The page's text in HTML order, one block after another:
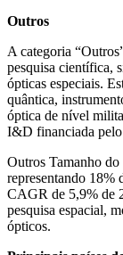
Outros
A categoria
pesquisa científica,
ópticas especiais.
quântica,
óptica de nível
I&D financiada pelo
Outros Tamanho
representando 18%
CAGR de 5,9% de
pesquisa espacial,
ópticos.